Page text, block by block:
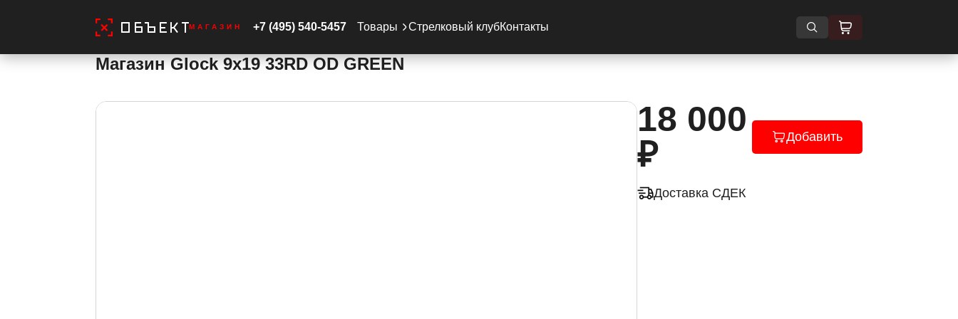
МАГАЗИН +7 (495) 540-5457 Товары Стрелковый клубКонтакты
Главная Товары Запчасти и тюнинг Запчасти Glock Магазин Glock 9х19 33RD OD GREEN
Магазин Glock 9х19 33RD OD GREEN
18 000
₽
Добавить
Доставка СДЕК